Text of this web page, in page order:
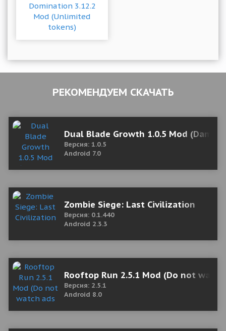
РЕКОМЕНДУЕМ СКАЧАТЬ
Dual Blade Growth 1.0.5 Mod
Версия: 1.0.5
Android 7.0
Zombie Siege: Last Civilization
Версия: 0.1.440
Android 2.3.3
Rooftop Run 2.5.1 Mod (Do not
Версия: 2.5.1
Android 8.0